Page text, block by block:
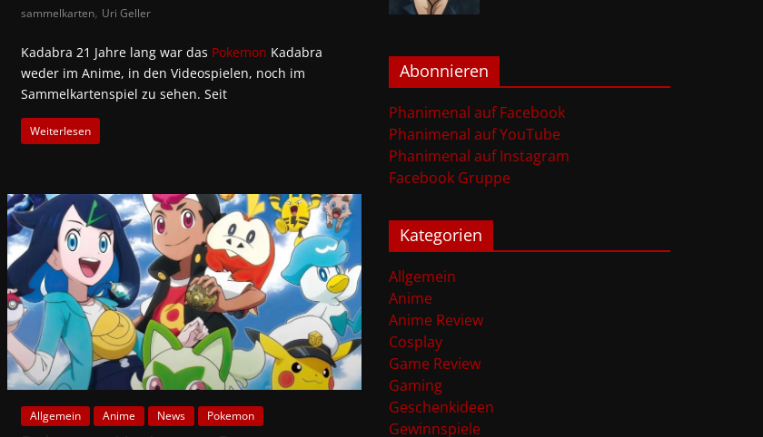
sammelkarten, Uri Geller
Kadabra 21 Jahre lang war das Pokemon Kadabra
weder im Anime, in den Videospielen, noch im
Sammelkartenspiel zu sehen. Seit
Weiterlesen
Allgemein Anime News Pokemon
Abonnieren
Phanimenal auf Facebook
Phanimenal auf YouTube
Phanimenal auf Instagram
Facebook Gruppe
Kategorien
Allgemein
Anime
Anime Review
Cosplay
Game Review
Gaming
Geschenkideen
Gewinnspiele